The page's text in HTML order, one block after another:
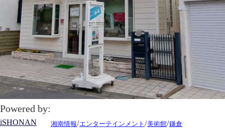
Powered by:
iSHONAN 湘南情報/エンターテインメント /美術館/鎌倉